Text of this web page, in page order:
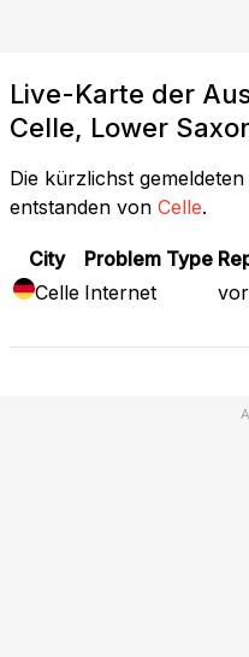
Live-Karte der
Celle, Lower
Die kürzlichst
entstanden von Celle.
City Problem Type
Celle Internet